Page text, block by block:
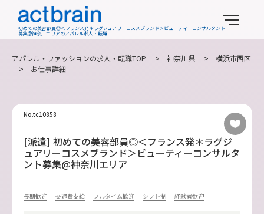
初めての美容部員◎＜フランス発＊ラグジュアリーコスメブランド＞ビューティーコンサルタント
募集@神奈川エリアのアパレル求人・転職
アパレル・ファッションの求人・転職TOP > 神奈川県 > 横浜市西区
> お仕事詳細
No.tc10858
[派遣] 初めての美容部員◎＜フランス発＊ラグジ
ュアリーコスメブランド＞ビューティーコンサルタ
ント募集@神奈川エリア
長期歓迎 交通費支給 フルタイム歓迎 シフト制 経験者歓迎